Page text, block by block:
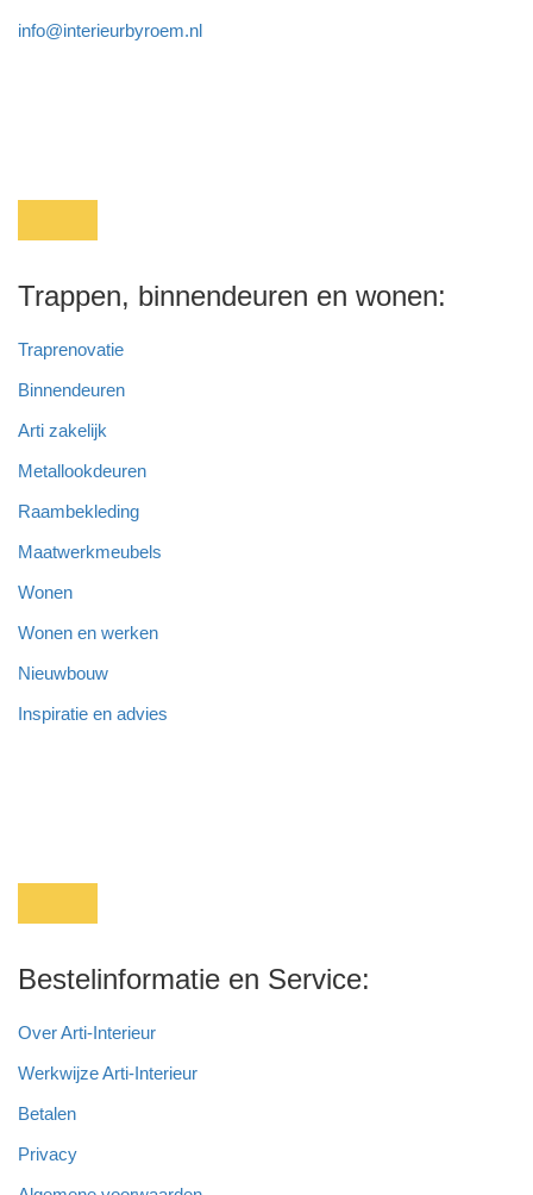
info@interieurbyroem.nl
Trappen, binnendeuren en wonen:
Traprenovatie
Binnendeuren
Arti zakelijk
Metallookdeuren
Raambekleding
Maatwerkmeubels
Wonen
Wonen en werken
Nieuwbouw
Inspiratie en advies
Bestelinformatie en Service:
Over Arti-Interieur
Werkwijze Arti-Interieur
Betalen
Privacy